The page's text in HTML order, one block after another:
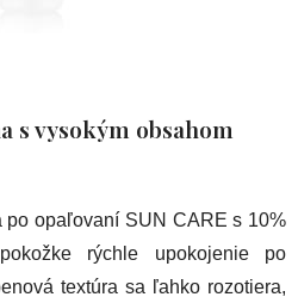
s vysokým obsahom
po opaľovaní SUN CARE s 10%
rýchle upokojenie po
textúra sa ľahko rozotiera,